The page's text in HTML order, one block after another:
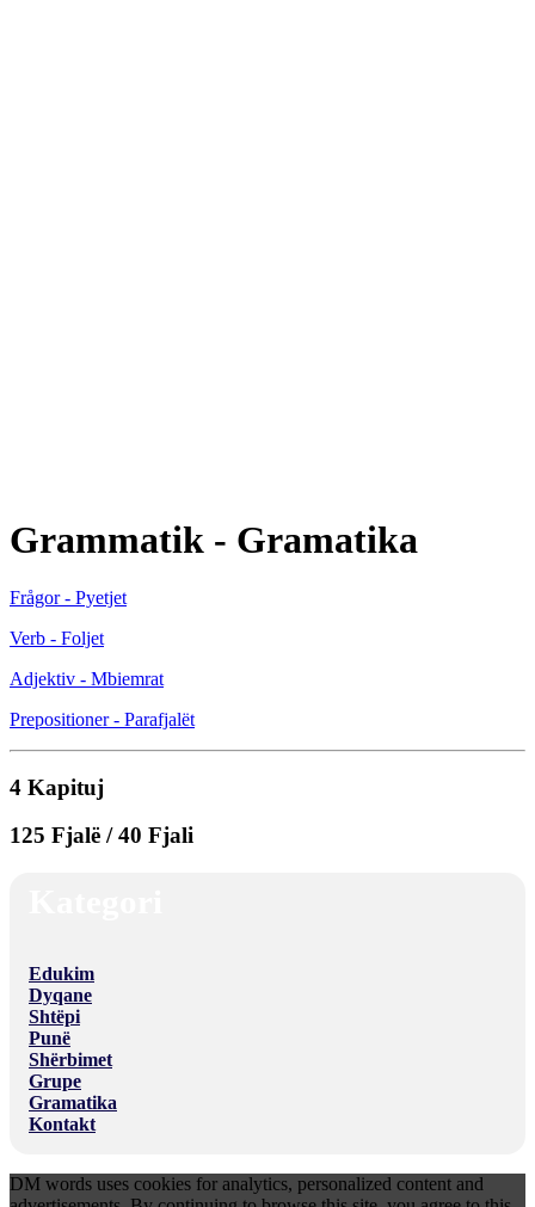
Grammatik - Gramatika
Frågor - Pyetjet
Verb - Foljet
Adjektiv - Mbiemrat
Prepositioner - Parafjalët
4 Kapituj
125 Fjalë / 40 Fjali
Edukim
Dyqane
Shtëpi
Punë
Shërbimet
Grupe
Gramatika
Kontakt
DM words uses cookies for analytics, personalized content and